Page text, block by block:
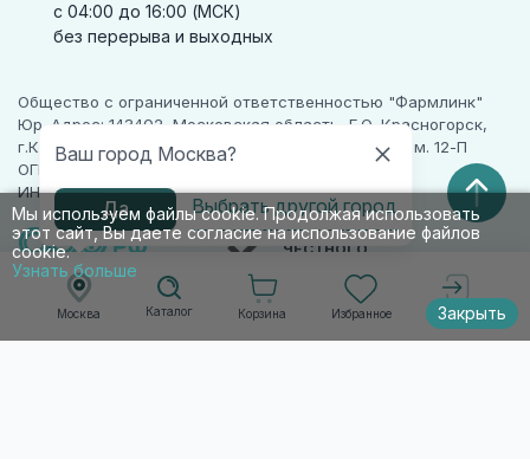
Москва
Ваш город Москва?
Да Выбрать другой город
Каталог Корзина Избранное Войти
Мы используем файлы cookie. Продолжая использовать
этот сайт, Вы даете согласие на использование файлов
cookie.
Узнать больше
Закрыть
с 04:00 до 16:00 (МСК)
без перерыва и выходных
Общество с ограниченной ответственностью "Фармлинк"
Юр. Адрес: 143402, Московская область, Г.О. Красногорск,
г.Красногорск, ул. Жуковского, д. 17, помещ. III, ком. 12-П
ОГРН 1225000071955
ИНН 5024223277
ПАРТНЕР
ЧЕСТНОГО